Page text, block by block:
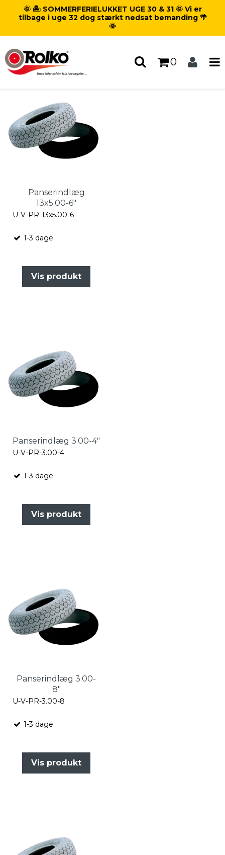
🌞 🏝️ SOMMERFERIELUKKET UGE 30 & 31 🌞 Vi er
tilbage i uge 32 dog stærkt nedsat bemanding 🌴
🌞
0
Forside / Produkter /
Hjul - Dæk - Slanger
/
Tilbehør til dæk / Panserindlæg
Panserindlæg
Panserindlæg
13x5.00-6"
U-V-PR-13x5.00-6
1-3 dage
Vis produkt
Panserindlæg 3.00-4"
U-V-PR-3.00-4
1-3 dage
Vis produkt
Panserindlæg 3.00-
8"
U-V-PR-3.00-8
1-3 dage
Vis produkt